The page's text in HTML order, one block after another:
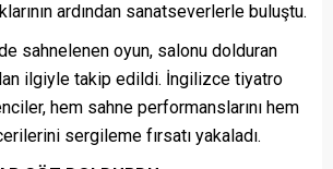
ardından sanatseverlerle buluştu.
sahnelenen oyun, salonu dolduran
ilgiyle takip edildi. İngilizce tiyatro
hem sahne performanslarını hem
sergileme fırsatı yakaladı.